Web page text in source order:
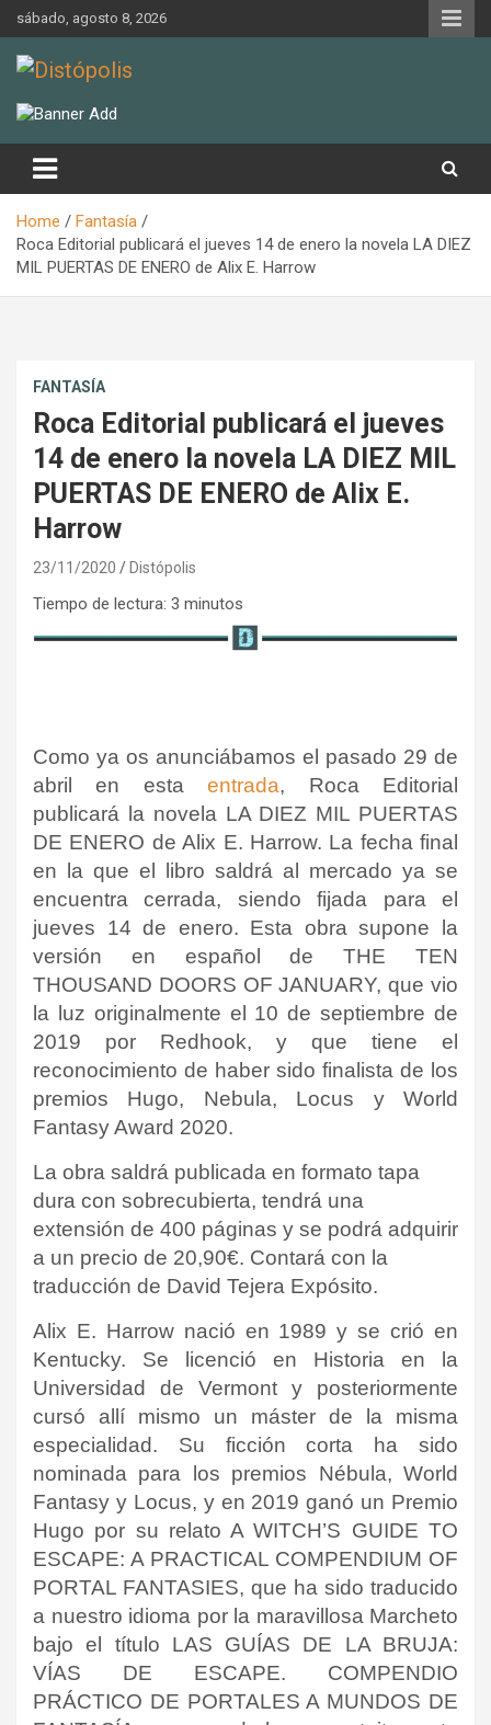
Skip
to
content
sábado, agosto 8, 2026
Distópolis
Home
Fantasía
Roca Editorial publicará el jueves 14 de enero la novela LA DIEZ
MIL PUERTAS DE ENERO de Alix E. Harrow
FANTASÍA
Roca Editorial publicará el jueves
14 de enero la novela LA DIEZ MIL
PUERTAS DE ENERO de Alix E.
Harrow
23/11/2020 Distópolis
Tiempo de lectura: 3 minutos
Como ya os anunciábamos el pasado 29 de
abril en estaentrada, Roca Editorial
publicará la novela LA DIEZ MIL PUERTAS
DE ENERO de Alix E. Harrow. La fecha final
en la que el libro saldrá al mercado ya se
encuentra cerrada, siendo fijada para el
jueves 14 de enero. Esta obra supone la
versión en español de THE TEN
THOUSAND DOORS OF JANUARY, que vio
la luz originalmente el 10 de septiembre de
2019 por Redhook, y que tiene el
reconocimiento de haber sido finalista de los
premios Hugo, Nebula, Locus y World
Fantasy Award 2020.
La obra saldrá publicada en formato tapa
dura con sobrecubierta, tendrá una
extensión de 400 páginas y se podrá adquirir
a un precio de 20,90€. Contará con la
traducción de David Tejera Expósito.
Alix E. Harrow nació en 1989 y se crió en
Kentucky. Se licenció en Historia en la
Universidad de Vermont y posteriormente
cursó allí mismo un máster de la misma
especialidad. Su ficción corta ha sido
nominada para los premios Nébula, World
Fantasy y Locus, y en 2019 ganó un Premio
Hugo por su relato A WITCH’S GUIDE TO
ESCAPE: A PRACTICAL COMPENDIUM OF
PORTAL FANTASIES, que ha sido traducido
a nuestro idioma por la maravillosa Marcheto
bajo el título LAS GUÍAS DE LA BRUJA:
VÍAS DE ESCAPE. COMPENDIO
PRÁCTICO DE PORTALES A MUNDOS DE